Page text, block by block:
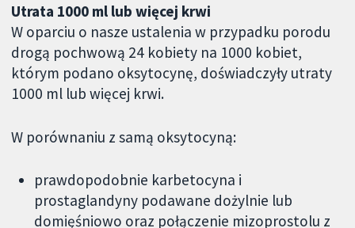
Utrata 1000 ml lub więcej krwi
W oparciu o nasze ustalenia w przypadku porodu
drogą pochwową 24 kobiety na 1000 kobiet,
którym podano oksytocynę, doświadczyły utraty
1000 ml lub więcej krwi.
W porównaniu z samą oksytocyną:
prawdopodobnie karbetocyna i
prostaglandyny podawane dożylnie lub
domięśniowo oraz połączenie mizoprostolu z